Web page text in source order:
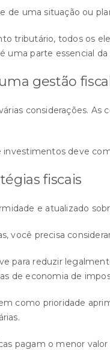
de uma situação ou
tributário, todos os
uma parte essencial da
gestão
considerações.
investimentos deve
fiscais
e atualizado
você precisa
para reduzir
de economia de
como prioridade
pagam o menor